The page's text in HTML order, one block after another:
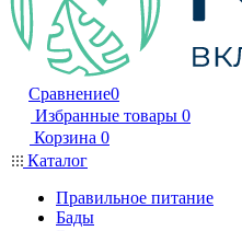
Сравнение0
Избранные товары 0
Корзина 0
Каталог
Правильное питание
Бады